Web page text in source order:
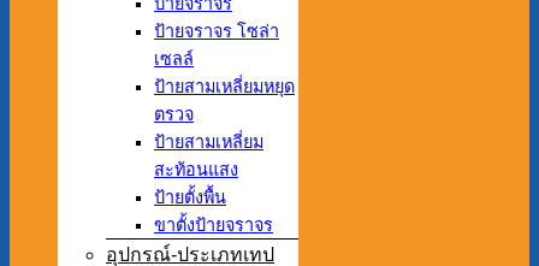
ป้ายจราจร โซล่า
เซลล์
ป้ายสามเหลี่ยมหยุด
ตรวจ
ป้ายสามเหลี่ยม
สะท้อนแสง
ป้ายตั้งพื้น
ขาตั้งป้ายจราจร
อุปกรณ์-ประเภทเทป